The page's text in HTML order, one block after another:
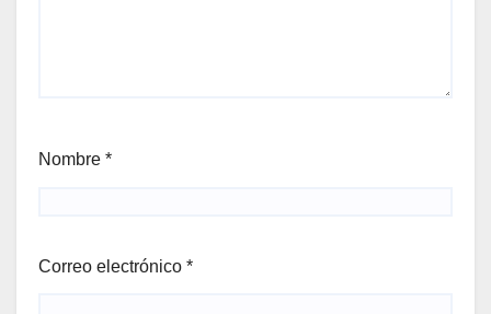
Nombre *
Correo electrónico *